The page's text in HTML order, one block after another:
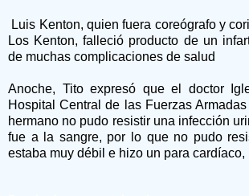
Luis Kenton, quien fuera coreógrafo y
Los Kenton, falleció producto de un
de muchas complicaciones de salud
Anoche, Tito expresó que el doctor
Hospital Central de las Fuerzas
hermano no pudo resistir una infección
fue a la sangre, por lo que no pudo
estaba muy débil e hizo un para cardíaco,